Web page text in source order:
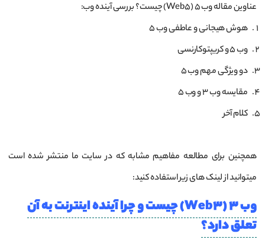
عناوین مقاله وب 5 (Web5) چیست؟ بررسی آینده وب:
هوش هیجانی و عاطفی وب 5
وب 5 و کریپتوکارنسی
دو ویژگی مهم وب 5
مقایسه وب 3 و وب 5
کلام آخر
همچنین برای مطالعه مفاهیم مشابه که در سایت ما منتشر شده است
میتوانید از لینک های زیر استفاده کنید:
وب 3 (Web3) چیست و چرا آینده اینترنت به آن
تعلق دارد؟